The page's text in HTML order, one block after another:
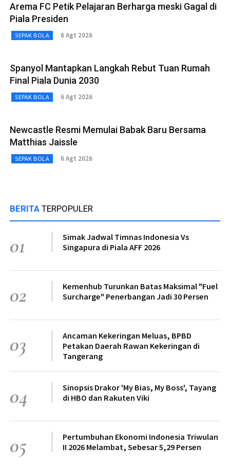
Arema FC Petik Pelajaran Berharga meski Gagal di
Piala Presiden
SEPAK BOLA 6 Agt 2026
Spanyol Mantapkan Langkah Rebut Tuan Rumah
Final Piala Dunia 2030
SEPAK BOLA 6 Agt 2026
Newcastle Resmi Memulai Babak Baru Bersama
Matthias Jaissle
SEPAK BOLA 6 Agt 2026
BERITA TERPOPULER
01
Simak Jadwal Timnas Indonesia Vs
Singapura di Piala AFF 2026
02
Kemenhub Turunkan Batas Maksimal "Fuel
Surcharge" Penerbangan Jadi 30 Persen
03
Ancaman Kekeringan Meluas, BPBD
Petakan Daerah Rawan Kekeringan di
Tangerang
04
Sinopsis Drakor 'My Bias, My Boss', Tayang
di HBO dan Rakuten Viki
05
Pertumbuhan Ekonomi Indonesia Triwulan
II 2026 Melambat, Sebesar 5,29 Persen